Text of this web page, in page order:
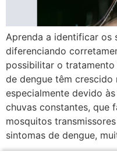
Aprenda a identificar os
diferenciando
possibilitar o
de dengue têm crescido
especialmente devido
chuvas constantes, que
mosquitos
sintomas de dengue,